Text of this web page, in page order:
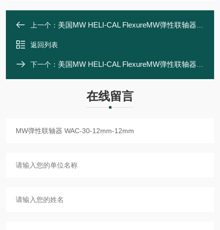
上一个： 美国MW HELI-CAL FlexureMW弹性联轴器 WAC-30-11mm-9mm
返回列表
下一个： 美国MW HELI-CAL FlexureMW弹性联轴器 WA-20-4mm-6mm
在线留言